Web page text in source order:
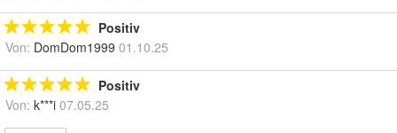
Positiv
Von: DomDom1999 01.10.25
Positiv
Von: k***i 07.05.25